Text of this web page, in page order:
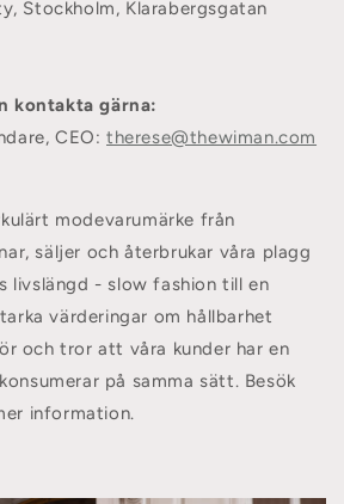
Stockholm, Klarabergsgatan
kontakta gärna:
CEO:therese@thewiman.com
modevarumärke från
säljer och återbrukar våra plagg
livslängd - slow fashion till en
värderingar om hållbarhet
och tror att våra kunder har en
på samma sätt. Besök
information.